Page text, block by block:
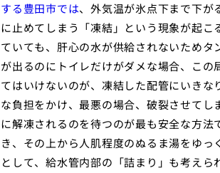
する豊田市では、外気温が氷点下まで下が
に止めてしまう「凍結」という現象が起
ていても、肝心の水が供給されないため
が出るのにトイレだけがダメな場合、こ
てはいけないのが、凍結した配管にいき
な負担をかけ、最悪の場合、破裂させて
に解凍されるのを待つのが最も安全な方
き、その上から人肌程度のぬるま湯をゆ
として、給水管内部の「詰まり」も考え